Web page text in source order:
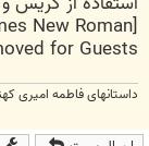
[FONT=Times New Roman]منبع :
for Guests]
داستانهای فاطمه امیری